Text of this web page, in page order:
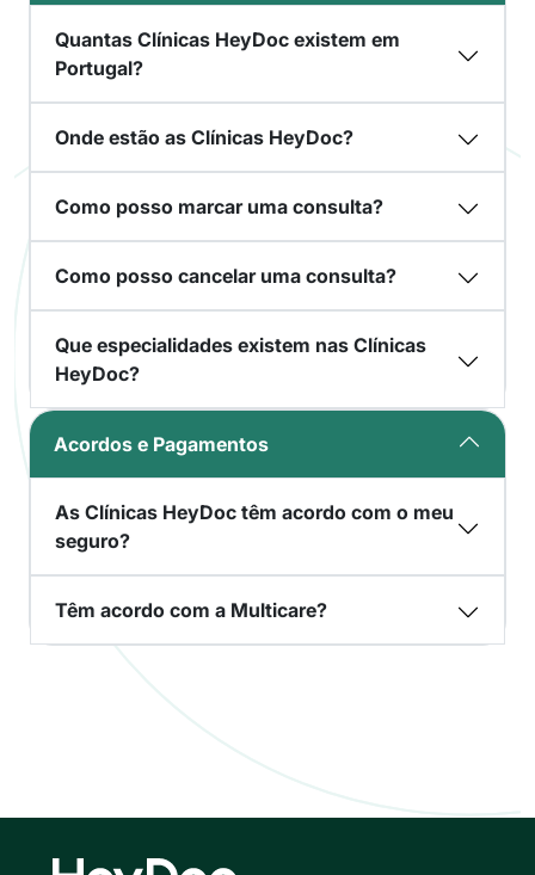
Quantas Clínicas HeyDoc existem em
Portugal?
Onde estão as Clínicas HeyDoc?
Como posso marcar uma consulta?
Como posso cancelar uma consulta?
Que especialidades existem nas Clínicas
HeyDoc?
Acordos e Pagamentos
As Clínicas HeyDoc têm acordo com o meu
seguro?
Têm acordo com a Multicare?